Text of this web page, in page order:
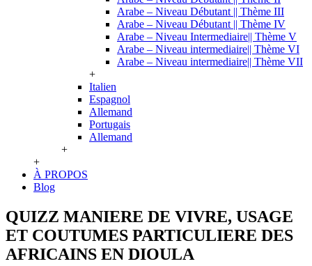
Arabe – Niveau Débutant || Thème III
Arabe – Niveau Débutant || Thème IV
Arabe – Niveau Intermediaire|| Thème V
Arabe – Niveau intermediaire|| Thème VI
Arabe – Niveau intermediaire|| Thème VII
+
Italien
Espagnol
Allemand
Portugais
Allemand
+
+
À PROPOS
Blog
QUIZZ MANIERE DE VIVRE, USAGE
ET COUTUMES PARTICULIERE DES
AFRICAINS EN DIOULA